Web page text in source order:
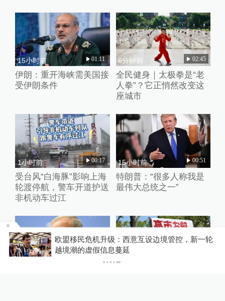
15小时前 01:11
伊朗：重开海峡需美国接
受伊朗条件
6分钟前 02:45
全民健身｜太极拳是“老
人拳”？它正悄然改变这
座城市
1小时前 00:17
受台风“白海豚”影响上海
轮渡停航，警车开道护送
非机动车过江
15小时前 00:51
特朗普：“很多人称我是
最伟大总统之一”
00:32 15小时前
欧盟移民危机升级：西意互设边境管控，新一轮
越境潮的虚假信息蔓延